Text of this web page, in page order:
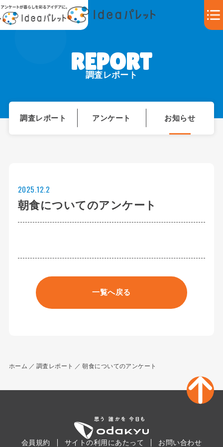
調査レポート
調査レポート アンケート お知らせ
朝食についてのアンケート
2025.12.2
一覧へ戻る
ホーム 調査レポート 朝食についてのアンケート
会員規約 サイトの利用にあたって お問い合わせ